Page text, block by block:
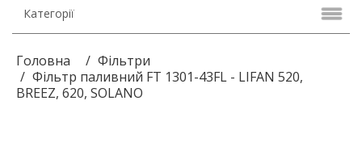
Категорії
Головна
Фільтри
Фільтр паливний FT 1301-43FL - LIFAN 520,
BREEZ, 620, SOLANO